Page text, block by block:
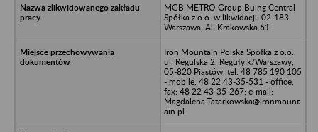
MGB METRO Group Buing Central
Spółka z o.o. w likwidacji, 02-183
Warszawa, Al. Krakowska 61
Iron Mountain Polska Spółka z o.o.,
ul. Regulska 2, Reguły k/Warszawy,
05-820 Piastów, tel. 48 785 190 105
- mobile, 48 22 43-35-531 - office,
fax: 48 22 43-35-267; e-mail:
Magdalena.Tatarkowska@ironmount
ain.pl